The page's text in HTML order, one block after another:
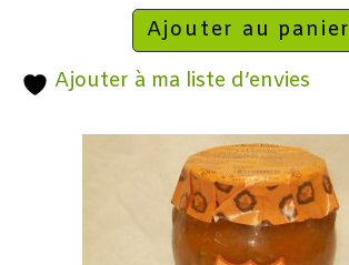
Ajouter au panier
Ajouter à ma liste d’envies